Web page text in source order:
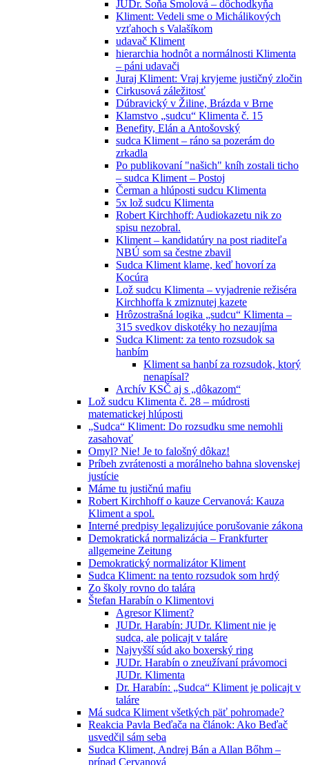
JUDr. Soňa Smolová – dôchodkyňa
Kliment: Vedeli sme o Michálikových
vzťahoch s Valašíkom
udavač Kliment
hierarchia hodnôt a normálnosti Klimenta
– páni udavači
Juraj Kliment: Vraj kryjeme justičný zločin
Cirkusová záležitosť
Dúbravický v Žiline, Brázda v Brne
Klamstvo „sudcu“ Klimenta č. 15
Benefity, Elán a Antošovský
sudca Kliment – ráno sa pozerám do
zrkadla
Po publikovaní "našich" kníh zostali ticho
– sudca Kliment – Postoj
Čerman a hlúposti sudcu Klimenta
5x lož sudcu Klimenta
Robert Kirchhoff: Audiokazetu nik zo
spisu nezobral.
Kliment – kandidatúry na post riaditeľa
NBÚ som sa čestne zbavil
Sudca Kliment klame, keď hovorí za
Kocúra
Lož sudcu Klimenta – vyjadrenie režiséra
Kirchhoffa k zmiznutej kazete
Hrôzostrašná logika „sudcu“ Klimenta –
315 svedkov diskotéky ho nezaujíma
Sudca Kliment: za tento rozsudok sa
hanbím
Kliment sa hanbí za rozsudok, ktorý
nenapísal?
Archív KSČ aj s „dôkazom“
Lož sudcu Klimenta č. 28 – múdrosti
matematickej hlúposti
„Sudca“ Kliment: Do rozsudku sme nemohli
zasahovať
Omyl? Nie! Je to falošný dôkaz!
Príbeh zvrátenosti a morálneho bahna slovenskej
justície
Máme tu justičnú mafiu
Robert Kirchhoff o kauze Cervanová: Kauza
Kliment a spol.
Interné predpisy legalizujúce porušovanie zákona
Demokratická normalizácia – Frankfurter
allgemeine Zeitung
Demokratický normalizátor Kliment
Sudca Kliment: na tento rozsudok som hrdý
Zo školy rovno do talára
Štefan Harabín o Klimentovi
Agresor Kliment?
JUDr. Harabín: JUDr. Kliment nie je
sudca, ale policajt v taláre
Najvyšší súd ako boxerský ring
JUDr. Harabín o zneužívaní právomoci
JUDr. Klimenta
Dr. Harabín: „Sudca“ Kliment je policajt v
taláre
Má sudca Kliment všetkých päť pohromade?
Reakcia Pavla Beďača na článok: Ako Beďač
usvedčil sám seba
Sudca Kliment, Andrej Bán a Allan Bőhm –
prípad Cervanová